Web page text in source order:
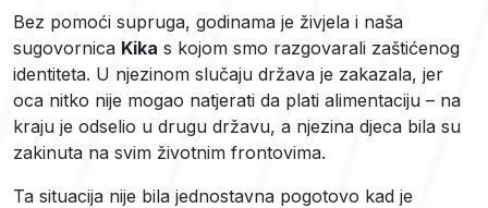
Bez pomoći supruga, godinama je živjela i naša
sugovornica Kika s kojom smo razgovarali zaštićenog
identiteta. U njezinom slučaju država je zakazala, jer
oca nitko nije mogao natjerati da plati alimentaciju – na
kraju je odselio u drugu državu, a njezina djeca bila su
zakinuta na svim životnim frontovima.
Ta situacija nije bila jednostavna pogotovo kad je